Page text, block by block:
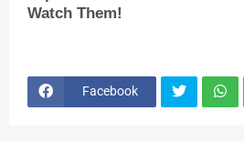
Facebook